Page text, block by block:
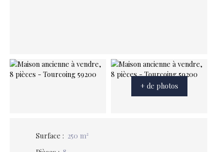
+ de photos
Surface : 250 m²